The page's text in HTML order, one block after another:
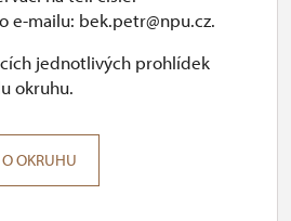
e-mailu: bek.petr@npu.cz.
jednotlivých prohlídek
okruhu.
OKRUHU